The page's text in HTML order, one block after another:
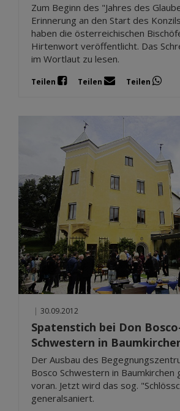
Zum Beginn des "Jahres des
Erinnerung an den Start des
haben die österreichischen
Hirtenwort veröffentlicht. Das
im Wortlaut zu lesen.
Teilen Teilen Teilen
| 30.09.2012
Spatenstich bei Don
Schwestern in
Der Ausbau des
Bosco Schwestern in Baumkirchen
voran. Jetzt wird das sog.
generalsaniert.